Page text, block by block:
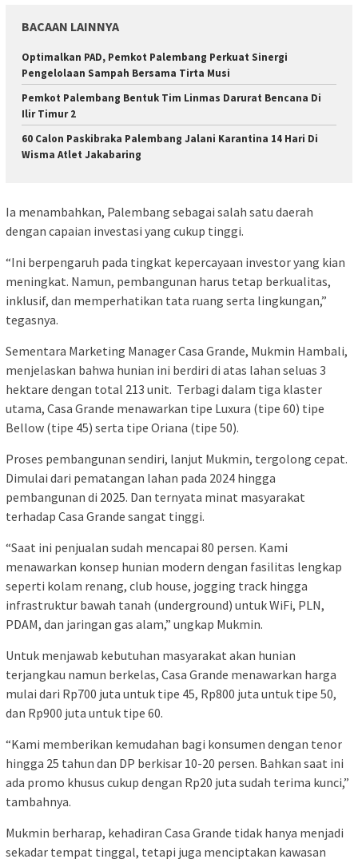
BACAAN LAINNYA
Optimalkan PAD, Pemkot Palembang Perkuat Sinergi
Pengelolaan Sampah Bersama Tirta Musi
Pemkot Palembang Bentuk Tim Linmas Darurat Bencana Di
Ilir Timur 2
60 Calon Paskibraka Palembang Jalani Karantina 14 Hari Di
Wisma Atlet Jakabaring
Ia menambahkan, Palembang sebagai salah satu daerah
dengan capaian investasi yang cukup tinggi.
“Ini berpengaruh pada tingkat kepercayaan investor yang kian
meningkat. Namun, pembangunan harus tetap berkualitas,
inklusif, dan memperhatikan tata ruang serta lingkungan,”
tegasnya.
Sementara Marketing Manager Casa Grande, Mukmin Hambali,
menjelaskan bahwa hunian ini berdiri di atas lahan seluas 3
hektare dengan total 213 unit. Terbagi dalam tiga klaster
utama, Casa Grande menawarkan tipe Luxura (tipe 60) tipe
Bellow (tipe 45) serta tipe Oriana (tipe 50).
Proses pembangunan sendiri, lanjut Mukmin, tergolong cepat.
Dimulai dari pematangan lahan pada 2024 hingga
pembangunan di 2025. Dan ternyata minat masyarakat
terhadap Casa Grande sangat tinggi.
“Saat ini penjualan sudah mencapai 80 persen. Kami
menawarkan konsep hunian modern dengan fasilitas lengkap
seperti kolam renang, club house, jogging track hingga
infrastruktur bawah tanah (underground) untuk WiFi, PLN,
PDAM, dan jaringan gas alam,” ungkap Mukmin.
Untuk menjawab kebutuhan masyarakat akan hunian
terjangkau namun berkelas, Casa Grande menawarkan harga
mulai dari Rp700 juta untuk tipe 45, Rp800 juta untuk tipe 50,
dan Rp900 juta untuk tipe 60.
“Kami memberikan kemudahan bagi konsumen dengan tenor
hingga 25 tahun dan DP berkisar 10-20 persen. Bahkan saat ini
ada promo khusus cukup dengan Rp20 juta sudah terima kunci,”
tambahnya.
Mukmin berharap, kehadiran Casa Grande tidak hanya menjadi
sekadar tempat tinggal, tetapi juga menciptakan kawasan